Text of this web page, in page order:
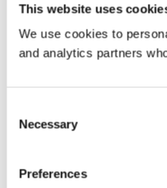
This website uses
We use cookies to
and analytics partners
Selection
Necessary
Preferences